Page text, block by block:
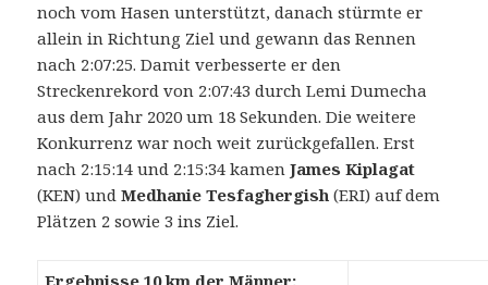
noch vom Hasen unterstützt, danach stürmte er
allein in Richtung Ziel und gewann das Rennen
nach 2:07:25. Damit verbesserte er den
Streckenrekord von 2:07:43 durch Lemi Dumecha
aus dem Jahr 2020 um 18 Sekunden. Die weitere
Konkurrenz war noch weit zurückgefallen. Erst
nach 2:15:14 und 2:15:34 kamenJames Kiplagat
(KEN) undMedhanie Tesfaghergish (ERI) auf dem
Plätzen 2 sowie 3 ins Ziel.